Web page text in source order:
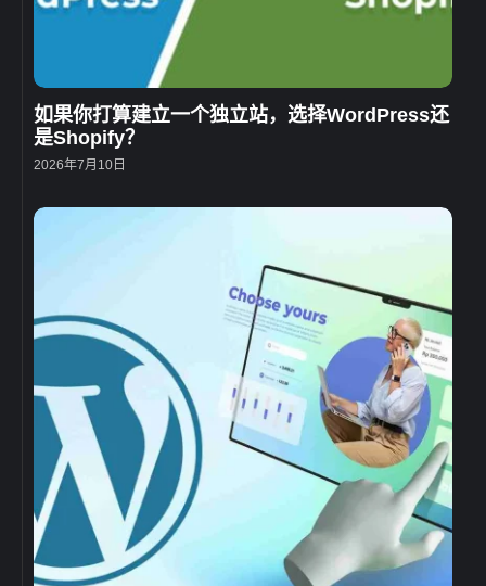
如果你打算建立一个独立站，选择WordPress还
是Shopify？
2026年7月10日